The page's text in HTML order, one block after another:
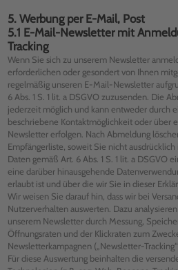
5. Werbung per E-Mail, Post
5.1 E-Mail-Newsletter mit
Tracking
Wenn Sie sich zu unserem Newsletter
erforderlichen oder gesondert von Ihnen
regelmäßig unseren E-Mail-Newsletter
6 Abs. 1 S. 1 lit. a DSGVO zuzusenden. Die
jederzeit möglich und kann entweder durch
beschriebene Kontaktmöglichkeit oder über
Newsletter erfolgen. Nach Abmeldung
Empfängerliste, soweit Sie nicht
Daten gemäß Art. 6 Abs. 1 S. 1 lit. a DSGVO
eine darüber hinausgehende
erlaubt ist und über die wir Sie in dieser
Wir weisen Sie darauf hin, dass wir bei
Nutzerverhalten auswerten. Dazu
unserem Newsletter durch Messung,
Öffnungsraten und der Klickraten zum
Newsletterkampagnen („Newsletter-
Für diese Auswertung beinhalten die